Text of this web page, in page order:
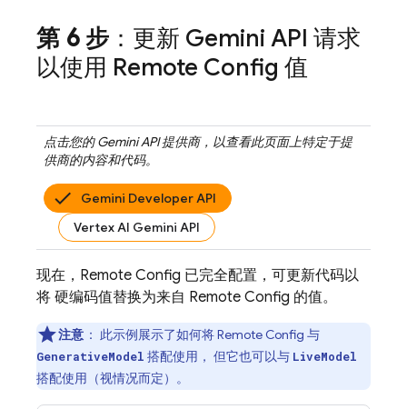
第 6 步 ：更新 Gemini API 请求
以使用 Remote Config 值
点击您的Gemini API提供商，以查看此页面上特定于提
供商的内容和代码。
Gemini Developer API
Vertex AI Gemini API
现在， Remote Config 已完全配置，可更新代码以
将 硬编码值替换为来自 Remote Config 的值。
注意 ： 此示例展示了如何将Remote Config 与
GenerativeModel 搭配使用， 但它也可以与 LiveModel
搭配使用（视情况而定）。